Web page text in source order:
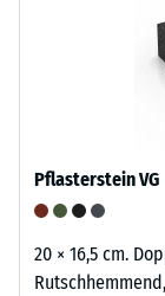
Pflasterstein VG
20 × 16,5 cm.